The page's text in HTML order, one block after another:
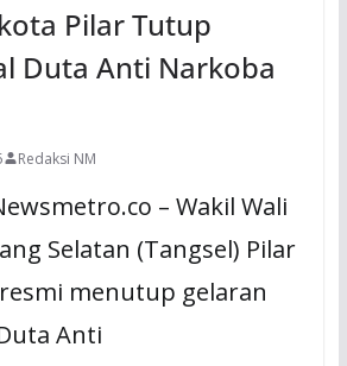
Pilar Tutup
Duta Anti Narkoba
Redaksi NM
– Wakil Wali
Selatan (Tangsel) Pilar
menutup gelaran
Anti